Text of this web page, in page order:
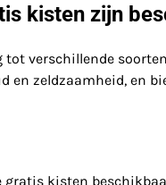
kisten zijn
tot verschillende
zeldzaamheid, en
kisten